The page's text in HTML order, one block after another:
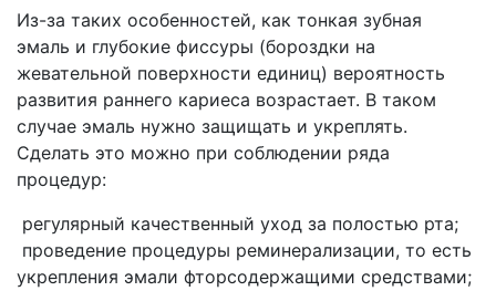
Из-за таких особенностей, как тонкая зубная
эмаль и глубокие фиссуры (бороздки на
жевательной поверхности единиц) вероятность
развития раннего кариеса возрастает. В таком
случае эмаль нужно защищать и укреплять.
Сделать это можно при соблюдении ряда
процедур:
регулярный качественный уход за полостью рта;
проведение процедуры реминерализации, то есть
укрепления эмали фторсодержащими средствами;